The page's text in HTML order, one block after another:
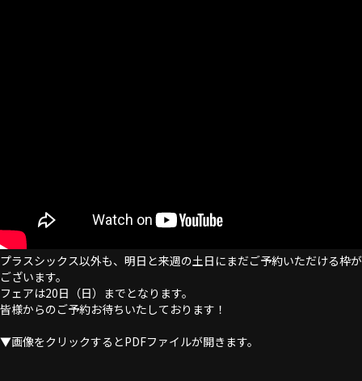
プラスシックス以外も、明日と来週の土日にまだご予約いただける枠が
ございます。
フェアは20日（日）までとなります。
皆様からのご予約お待ちいたしております！
▼画像をクリックするとPDFファイルが開きます。